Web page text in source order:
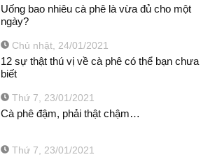
Uống bao nhiêu cà phê là vừa đủ cho một
ngày?
Chủ nhật, 24/01/2021
12 sự thật thú vị về cà phê có thể bạn chưa
biết
Thứ 7, 23/01/2021
Cà phê đậm, phải thật chậm…
Thứ 7, 23/01/2021